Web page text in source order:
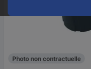
Photo non contractuelle